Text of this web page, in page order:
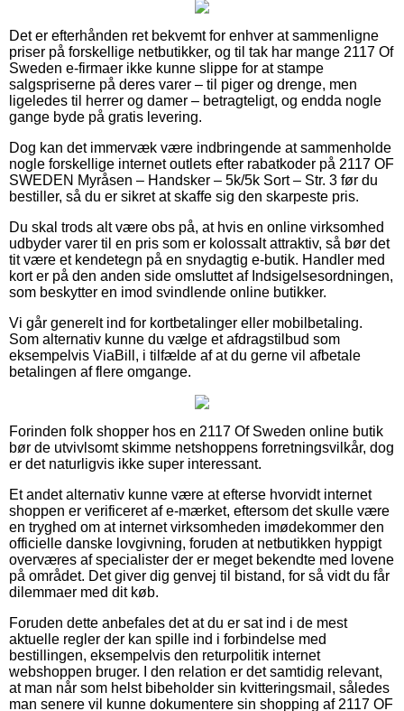
Det er efterhånden ret bekvemt for enhver at sammenligne
priser på forskellige netbutikker, og til tak har mange 2117 Of
Sweden e-firmaer ikke kunne slippe for at stampe
salgspriserne på deres varer – til piger og drenge, men
ligeledes til herrer og damer – betragteligt, og endda nogle
gange byde på gratis levering.
Dog kan det immervæk være indbringende at sammenholde
nogle forskellige internet outlets efter rabatkoder på 2117 OF
SWEDEN Myråsen – Handsker – 5k/5k Sort – Str. 3 før du
bestiller, så du er sikret at skaffe sig den skarpeste pris.
Du skal trods alt være obs på, at hvis en online virksomhed
udbyder varer til en pris som er kolossalt attraktiv, så bør det
tit være et kendetegn på en snydagtig e-butik. Handler med
kort er på den anden side omsluttet af Indsigelsesordningen,
som beskytter en imod svindlende online butikker.
Vi går generelt ind for kortbetalinger eller mobilbetaling.
Som alternativ kunne du vælge et afdragstilbud som
eksempelvis ViaBill, i tilfælde af at du gerne vil afbetale
betalingen af flere omgange.
Forinden folk shopper hos en 2117 Of Sweden online butik
bør de utvivlsomt skimme netshoppens forretningsvilkår, dog
er det naturligvis ikke super interessant.
Et andet alternativ kunne være at efterse hvorvidt internet
shoppen er verificeret af e-mærket, eftersom det skulle være
en tryghed om at internet virksomheden imødekommer den
officielle danske lovgivning, foruden at netbutikken hyppigt
overværes af specialister der er meget bekendte med lovene
på området. Det giver dig genvej til bistand, for så vidt du får
dilemmaer med dit køb.
Foruden dette anbefales det at du er sat ind i de mest
aktuelle regler der kan spille ind i forbindelse med
bestillingen, eksempelvis den returpolitik internet
webshoppen bruger. I den relation er det samtidig relevant,
at man når som helst bibeholder sin kvitteringsmail, således
man senere vil kunne dokumentere sin shopping af 2117 OF